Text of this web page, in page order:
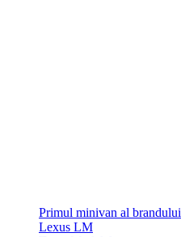
Primul minivan al brandului
Lexus LM